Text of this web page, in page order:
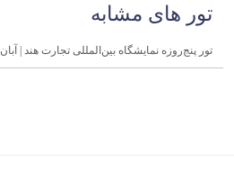
تور های مشابه
تور پنج‌روزه نمایشگاه بین‌المللی تجارت هند | آبان